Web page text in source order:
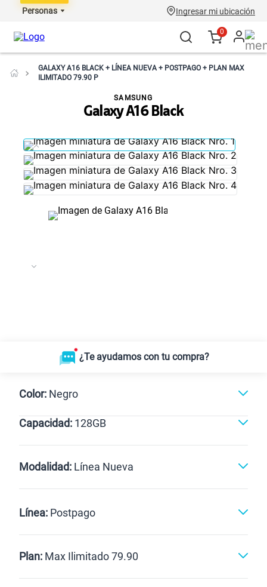
Personas Ingresar mi ubicación
0
GALAXY A16 BLACK + LÍNEA NUEVA + POSTPAGO + PLAN MAX
ILIMITADO 79.90 P
Galaxy A16 Black
SAMSUNG
¿Te ayudamos con tu compra?
Color: Negro
Negro
Capacidad: 128GB
128GB
Modalidad: Línea Nueva
Renovación Celular liberado
Línea: Postpago
Postpago
Plan: Max Ilimitado 79.90